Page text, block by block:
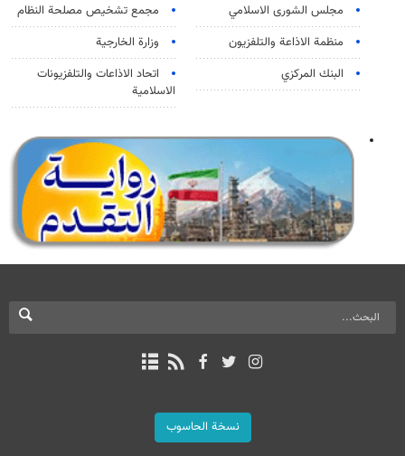
مجلس الشورى الاسلامي
مجمع تشخيص مصلحة النظام
منظمة الاذاعة والتلفزیون
وزارة الخارجية
البنك المركزي
اتحاد الاذاعات والتلفزيونات
الاسلامية
نسخة الحاسوب